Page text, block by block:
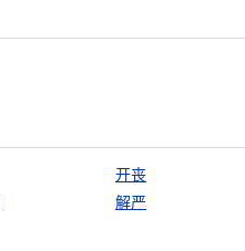
开丧
解严